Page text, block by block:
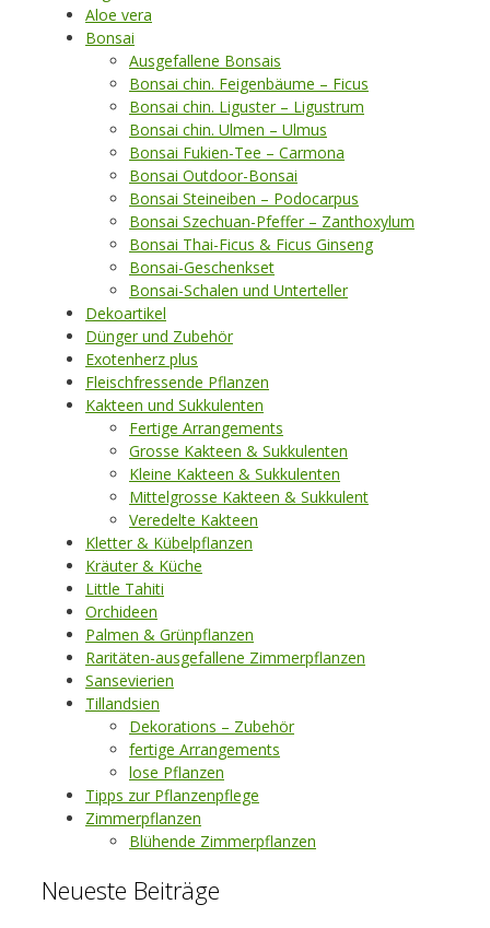
Aloe vera
Bonsai
Ausgefallene Bonsais
Bonsai chin. Feigenbäume – Ficus
Bonsai chin. Liguster – Ligustrum
Bonsai chin. Ulmen – Ulmus
Bonsai Fukien-Tee – Carmona
Bonsai Outdoor-Bonsai
Bonsai Steineiben – Podocarpus
Bonsai Szechuan-Pfeffer – Zanthoxylum
Bonsai Thai-Ficus & Ficus Ginseng
Bonsai-Geschenkset
Bonsai-Schalen und Unterteller
Dekoartikel
Dünger und Zubehör
Exotenherz plus
Fleischfressende Pflanzen
Kakteen und Sukkulenten
Fertige Arrangements
Grosse Kakteen & Sukkulenten
Kleine Kakteen & Sukkulenten
Mittelgrosse Kakteen & Sukkulent
Veredelte Kakteen
Kletter & Kübelpflanzen
Kräuter & Küche
Little Tahiti
Orchideen
Palmen & Grünpflanzen
Raritäten-ausgefallene Zimmerpflanzen
Sansevierien
Tillandsien
Dekorations – Zubehör
fertige Arrangements
lose Pflanzen
Tipps zur Pflanzenpflege
Zimmerpflanzen
Blühende Zimmerpflanzen
Neueste Beiträge